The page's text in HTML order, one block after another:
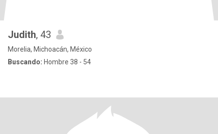
Judith, 43
Morelia, Michoacán, México
Buscando: Hombre 38 - 54